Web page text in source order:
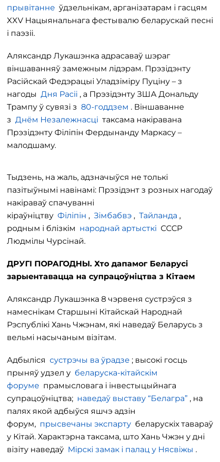
прывітанне ўдзельнікам, арганізатарам і гасцям
XXV Нацыянальнага фестывалю беларускай песні
і паэзіі.
Аляксандр Лукашэнка адрасаваў шэраг
віншаванняў замежным лідэрам. Прэзідэнту
Расійскай Федэрацыі Уладзіміру Пуціну – з
нагоды Дня Расіі , а Прэзідэнту ЗША Дональду
Трампу ў сувязі з 80-годдзем . Віншаванне
з Днём Незалежнасці таксама накіравана
Прэзідэнту Філіпін Фердынанду Маркасу –
малодшаму.
Тыдзень, на жаль, адзначыўся не толькі
пазітыўнымі навінамі: Прэзідэнт з розных нагодаў
накіраваў спачуванні
кіраўніцтву Філіпін , Зімбабвэ , Тайланда ,
родным і блізкім народнай артысткі СССР
Людмілы Чурсінай.
ДРУГІ ПОРАГОДНЫ. Хто дапамог Беларусі
зарыентавацца на супрацоўніцтва з Кітаем
Аляксандр Лукашэнка 8 чэрвеня сустрэўся з
намеснікам Старшыні Кітайскай Народнай
Рэспублікі Хань Чжэнам, які наведаў Беларусь з
вельмі насычаным візітам.
Адбыліся сустрэчы ва ўрадзе ; высокі госць
прыняў удзел у беларуска-кітайскім
форуме прамысловага і інвестыцыйнага
супрацоўніцтва; наведаў выставу “Белагра” , на
палях якой адбыўся яшчэ адзін
форум, прысвечаны экспарту беларускіх тавараў
у Кітай. Характэрна таксама, што Хань Чжэн у дні
візіту наведаў Мірскі замак і палац у Нясвіжы .